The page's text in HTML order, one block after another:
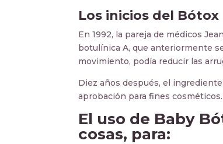
Los inicios del Bótox
En 1992, la pareja de médicos
botulínica A, que anteriormente
movimiento, podía reducir las
Diez años después, el
aprobación para fines
El uso de Baby
cosas, para: